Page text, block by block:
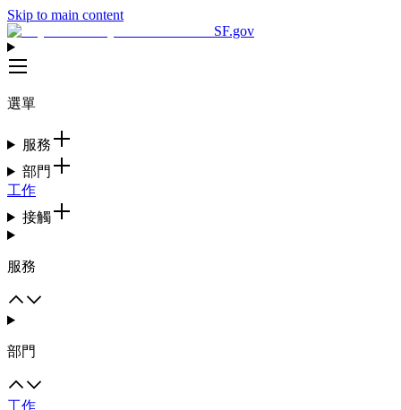
Skip to main content
SF.gov
選單
服務
部門
工作
接觸
服務
部門
工作